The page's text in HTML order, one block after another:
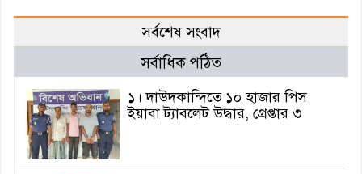
সর্বশেষ সংবাদ
সর্বাধিক পঠিত
১। দাউদকান্দিতে ১০ হাজার পিস
ইয়াবা ট্যাবলেট উদ্ধার, গ্রেপ্তার ৩